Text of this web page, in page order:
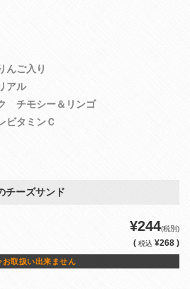
んご入り
アル
チモシー＆リンゴ
ビタミンＣ
チーズサンド
¥244(税別)
( 税込 ¥268 )
お取扱い出来ません